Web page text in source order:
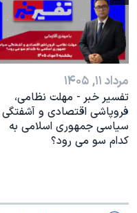
مرداد ۱۱, ۱۴۰۵
تفسیر خبر - مهلت نظامی،
فروپاشی اقتصادی و آشفتگی
سیاسی جمهوری اسلامی به
کدام سو می رود؟